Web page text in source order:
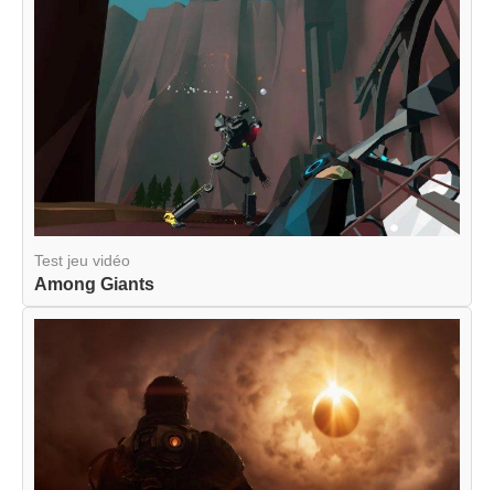
Test jeu vidéo
Among Giants